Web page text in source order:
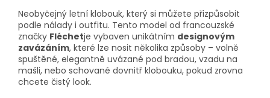
Neobyčejný letní klobouk, který si můžete přizpůsobit
podle nálady i outfitu. Tento model od francouzské
značky Fléchetje vybaven unikátním designovým
zavázáním, které lze nosit několika způsoby – volně
spuštěné, elegantně uvázané pod bradou, vzadu na
mašli, nebo schované dovnitř klobouku, pokud zrovna
chcete čistý look.